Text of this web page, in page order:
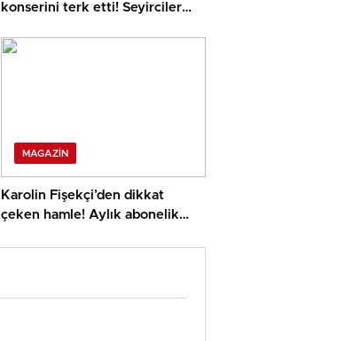
konserini terk etti! Seyirciler
MAGAZIN
Karolin Fişekçi’den dikkat
çeken hamle! Aylık abonelik